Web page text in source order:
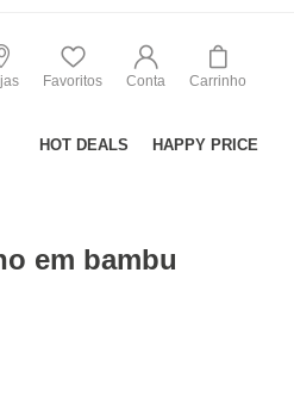
Favoritos Conta Carrinho
HOT DEALS HAPPY PRICE
em bambu